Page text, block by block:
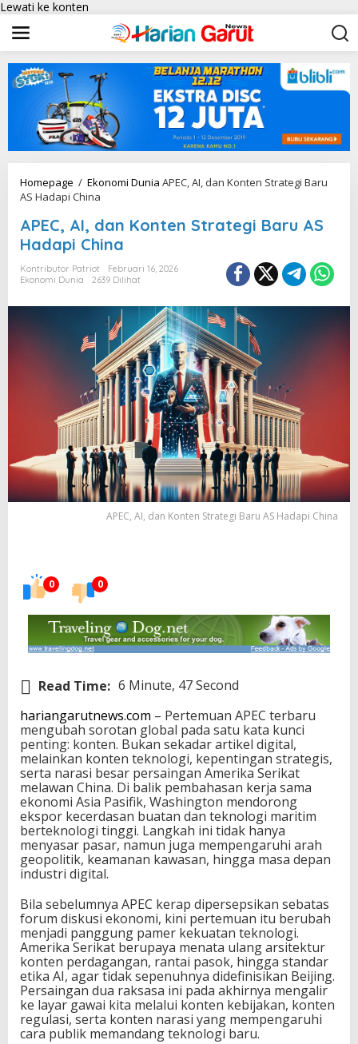
Lewati ke konten
Homepage / Ekonomi Dunia APEC, AI, dan Konten Strategi Baru
AS Hadapi China
APEC, AI, dan Konten Strategi Baru AS
Hadapi China
Kontributor Patriot
Februari 16, 2026
Ekonomi Dunia
2639 Dilihat
APEC, AI, dan Konten Strategi Baru AS Hadapi China
0 0
Read Time: 6 Minute, 47 Second
hariangarutnews.com – Pertemuan APEC terbaru
mengubah sorotan global pada satu kata kunci
penting: konten. Bukan sekadar artikel digital,
melainkan konten teknologi, kepentingan strategis,
serta narasi besar persaingan Amerika Serikat
melawan China. Di balik pembahasan kerja sama
ekonomi Asia Pasifik, Washington mendorong
ekspor kecerdasan buatan dan teknologi maritim
berteknologi tinggi. Langkah ini tidak hanya
menyasar pasar, namun juga mempengaruhi arah
geopolitik, keamanan kawasan, hingga masa depan
industri digital.
Bila sebelumnya APEC kerap dipersepsikan sebatas
forum diskusi ekonomi, kini pertemuan itu berubah
menjadi panggung pamer kekuatan teknologi.
Amerika Serikat berupaya menata ulang arsitektur
konten perdagangan, rantai pasok, hingga standar
etika AI, agar tidak sepenuhnya didefinisikan Beijing.
Persaingan dua raksasa ini pada akhirnya mengalir
ke layar gawai kita melalui konten kebijakan, konten
regulasi, serta konten narasi yang mempengaruhi
cara publik memandang teknologi baru.